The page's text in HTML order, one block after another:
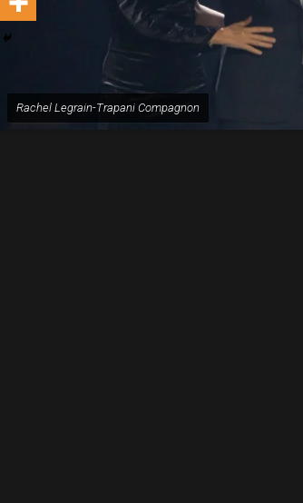
Rachel Legrain-Trapani Compagnon